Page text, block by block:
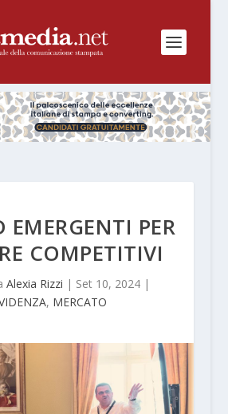
EMERGENTI PER
COMPETITIVI
Alexia Rizzi | Set 10, 2024 |
, MERCATO